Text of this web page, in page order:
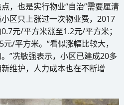
，也是实行物业“自治”需要厘清
区只上涨过一次物业费，2017
元/平方米涨至1.2元/平方米；
/平方米。“看似涨幅比较大，
”冼敏强表示，小区已建成20多
维护，人力成本也在不断增